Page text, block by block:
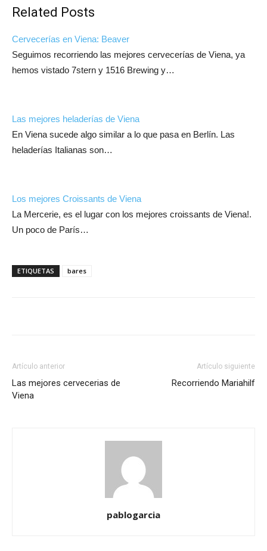
Related Posts
Cervecerías en Viena: Beaver
Seguimos recorriendo las mejores cervecerías de Viena, ya
hemos vistado 7stern y 1516 Brewing y…
Las mejores heladerías de Viena
En Viena sucede algo similar a lo que pasa en Berlín. Las
heladerías Italianas son…
Los mejores Croissants de Viena
La Mercerie, es el lugar con los mejores croissants de Viena!.
Un poco de París…
ETIQUETAS bares
Artículo anterior
Las mejores cervecerias de
Viena
Artículo siguiente
Recorriendo Mariahilf
pablogarcia